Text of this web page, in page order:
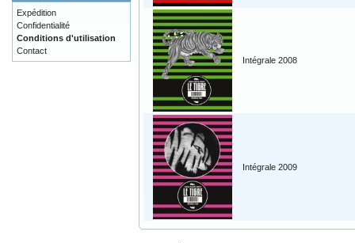
Intégrale 2008
Intégrale 2009
Expédition
Confidentialité
Conditions d'utilisation
Contact